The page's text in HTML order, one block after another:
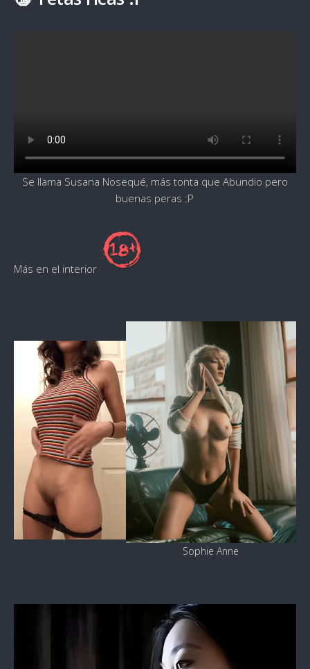
Se llama Susana Nosequé, más tonta que Abundio pero
buenas peras :P
Más en el interior
Sophie Anne